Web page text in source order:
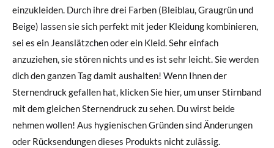
einzukleiden. Durch ihre drei Farben (Bleiblau, Graugrün und
Beige) lassen sie sich perfekt mit jeder Kleidung kombinieren,
sei es ein Jeanslätzchen oder ein Kleid. Sehr einfach
anzuziehen, sie stören nichts und es ist sehr leicht. Sie werden
dich den ganzen Tag damit aushalten! Wenn Ihnen der
Sternendruck gefallen hat, klicken Sie hier, um unser Stirnband
mit dem gleichen Sternendruck zu sehen. Du wirst beide
nehmen wollen! Aus hygienischen Gründen sind Änderungen
oder Rücksendungen dieses Produkts nicht zulässig.